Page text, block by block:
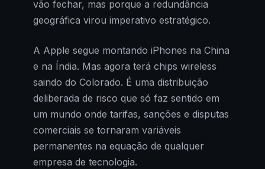
vão fechar, mas porque a redundância
geográfica virou imperativo estratégico.
A Apple segue montando iPhones na China
e na Índia. Mas agora terá chips wireless
saindo do Colorado. É uma distribuição
deliberada de risco que só faz sentido em
um mundo onde tarifas, sanções e disputas
comerciais se tornaram variáveis
permanentes na equação de qualquer
empresa de tecnologia.